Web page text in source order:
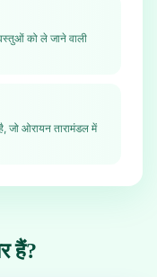
को ले जाने वाली
जो ओरायन तारामंडल में
हैं?